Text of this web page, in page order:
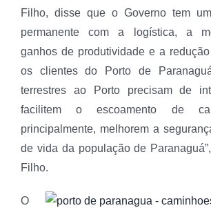
Filho, disse que o Governo tem
permanente com a logística, a
ganhos de produtividade e a
os clientes do Porto de
terrestres ao Porto precisam de
facilitem o escoamento de
principalmente, melhorem a
de vida da população de
Filho.
O